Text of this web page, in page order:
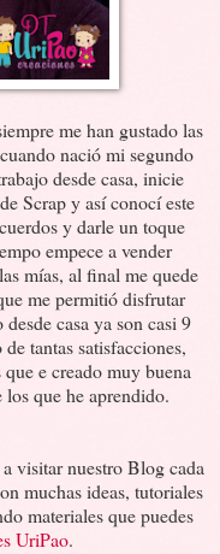
me han gustado las
nació mi segundo
desde casa, inicie
Scrap y así conocí este
y darle un toque
empece a vender
mías, al final me quede
me permitió disfrutar
casa ya son casi 9
tantas satisfacciones,
e creado muy buena
que he aprendido.
visitar nuestro Blog cada
muchas ideas, tutoriales
materiales que puedes
UriPao.